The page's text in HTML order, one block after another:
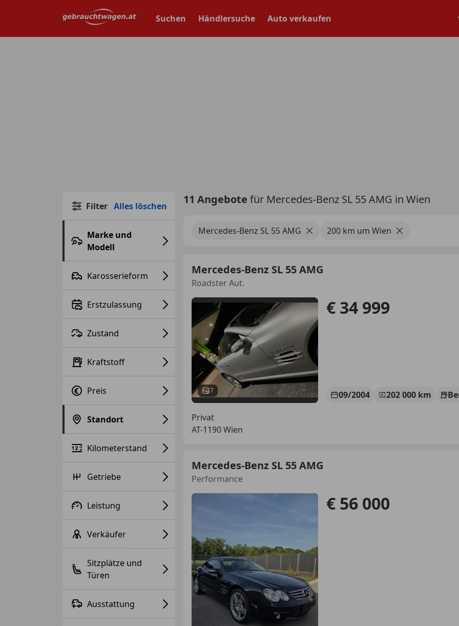
Suchen Händlersuche Auto verkaufen
Filter Alles löschen
Marke und
Modell
Karosserieform
Erstzulassung
Zustand
Kraftstoff
Preis
Standort
Kilometerstand
Getriebe
Leistung
Verkäufer
Sitzplätze und
Türen
Ausstattung
11 Angebote für Mercedes-Benz SL 55 AMG in Wien
Mercedes-Benz SL 55 AMG 200 km um Wien
Mercedes-Benz SL 55 AMG
Roadster Aut.
7
€ 34 999
09/2004 202 000 km
Privat
AT-1190 Wien
Mercedes-Benz SL 55 AMG
Performance
€ 56 000